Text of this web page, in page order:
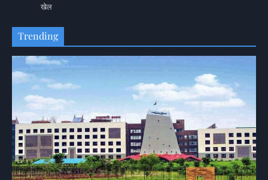
खेल
Trending